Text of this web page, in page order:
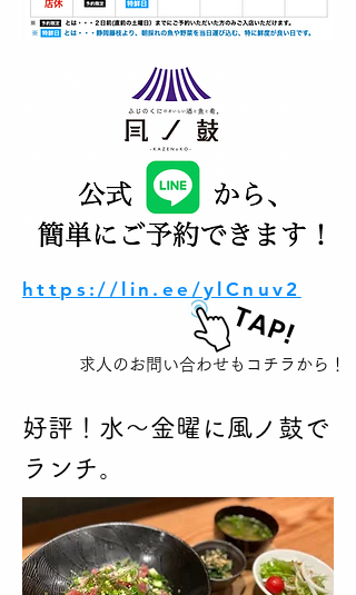
https://lin.ee/ylCnuv2
TAP!
​求人のお問い合わせもコチラから！
好評！水〜金曜に風ノ鼓で
ランチ。